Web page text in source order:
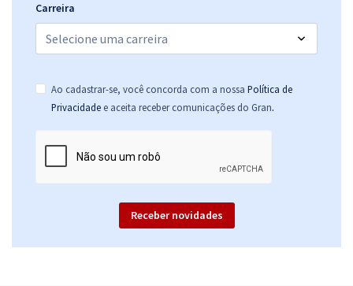
Carreira
Ao cadastrar-se, você concorda com a nossa Política de
Privacidade e aceita receber comunicações do Gran.
Receber novidades